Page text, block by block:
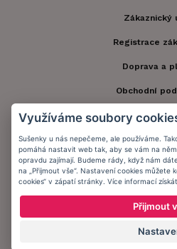
Zákaznický
Registrace
Doprava a
Obchodní
Ochrana
Informační
Zůstaňte s
Využíváme soubory
Sušenky u nás nepečeme, ale používáme.
pomáhá nastavit web tak, aby se vám na
opravdu zajímají. Budeme rády, když nám
na „Přijmout vše“. Nastavení cookies můžete
cookies“ v zápatí stránky. Více informací
Přijmout